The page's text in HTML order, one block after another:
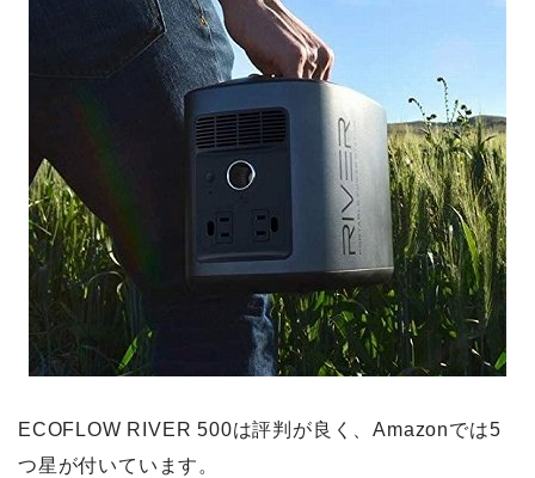
ECOFLOW RIVER 500は評判が良く、Amazonでは5
つ星が付いています。